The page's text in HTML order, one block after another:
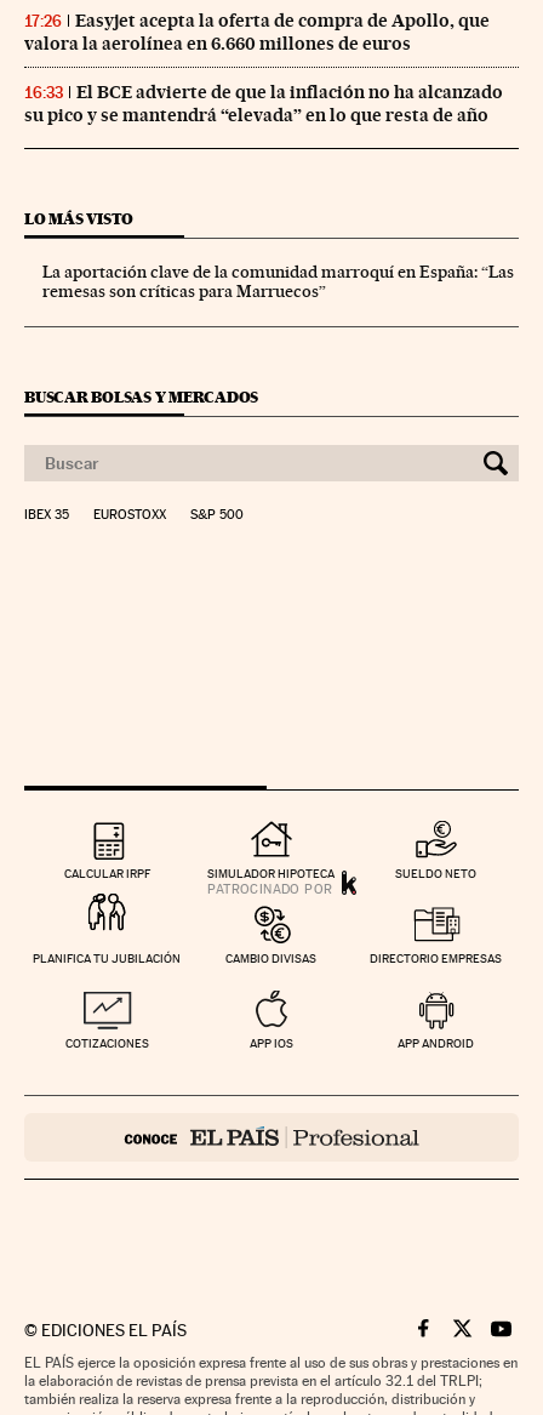
17:26
Easyjet acepta la oferta de compra de Apollo, que
valora la aerolínea en 6.660 millones de euros
16:33
El BCE advierte de que la inflación no ha alcanzado
su pico y se mantendrá “elevada” en lo que resta de año
LO MÁS VISTO
La aportación clave de la comunidad marroquí en España: “Las
remesas son críticas para Marruecos”
BUSCAR BOLSAS Y MERCADOS
IBEX 35 EUROSTOXX S&P 500
CALCULAR IRPF SIMULADOR HIPOTECA SUELDO NETO
PLANIFICA TU JUBILACIÓN CAMBIO DIVISAS DIRECTORIO EMPRESAS
COTIZACIONES APP IOS APP ANDROID
© EDICIONES EL PAÍS Cinco Días en
Cinco Días
Cinco
EL PAÍS ejerce la oposición expresa frente al uso de sus obras y prestaciones en
la elaboración de revistas de prensa prevista en el artículo 32.1 del TRLPI;
también realiza la reserva expresa frente a la reproducción, distribución y